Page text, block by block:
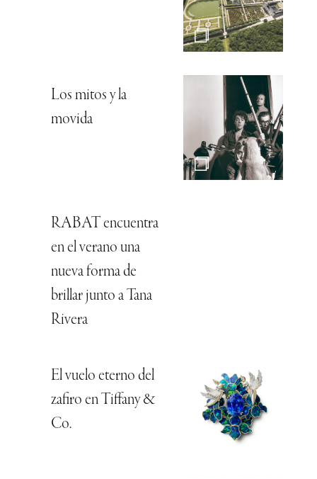
Los mitos y la
movida
RABAT encuentra
en el verano una
nueva forma de
brillar junto a Tana
Rivera
El vuelo eterno del
zafiro en Tiffany &
Co.